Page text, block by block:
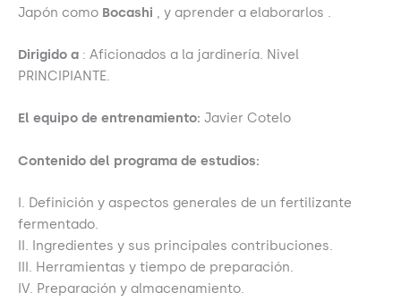
Japón como Bocashi , y aprender a elaborarlos .
Dirigido a : Aficionados a la jardinería. Nivel
PRINCIPIANTE.
El equipo de entrenamiento: Javier Cotelo
Contenido del programa de estudios:
I. Definición y aspectos generales de un fertilizante
fermentado.
II. Ingredientes y sus principales contribuciones.
III. Herramientas y tiempo de preparación.
IV. Preparación y almacenamiento.